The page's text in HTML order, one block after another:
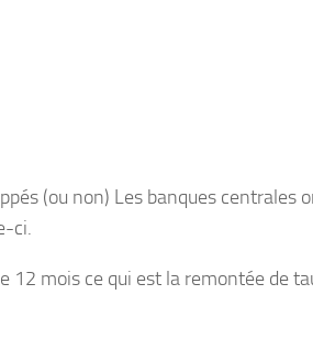
(ou non) Les banques centrales
ci.
12 mois ce qui est la remontée de